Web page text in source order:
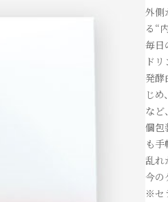
外側
る“
毎日
ドリ
発
じ
など
個包
も
乱れ
今の
※セ